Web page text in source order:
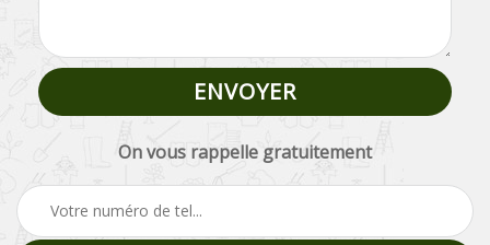
On vous rappelle gratuitement